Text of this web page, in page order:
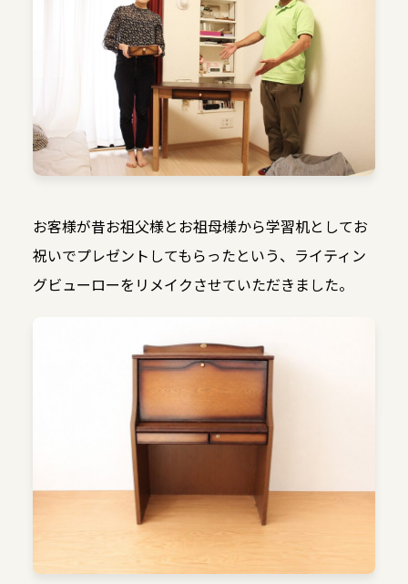
お客様が昔お祖父様とお祖母様から学習机としてお
祝いでプレゼントしてもらったという、ライティン
グビューローをリメイクさせていただきました。